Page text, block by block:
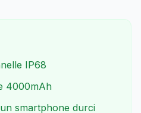
IP68
4000mAh
smartphone durci